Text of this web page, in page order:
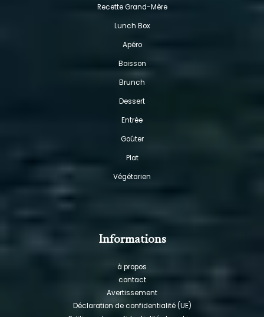
Recette Grand-Mère
Lunch Box
Apéro
Boisson
Brunch
Dessert
Entrée
Goûter
Plat
Végétarien
Informations
à propos
contact
Avertissement
Déclaration de confidentialité (UE)